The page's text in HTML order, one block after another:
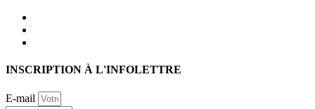
INSCRIPTION À L'INFOLETTRE
E-mail